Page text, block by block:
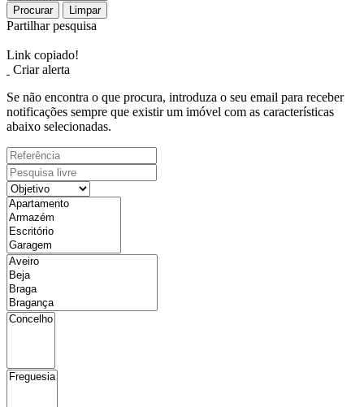
Procurar Limpar
Partilhar pesquisa
Link copiado!
Criar alerta
Se não encontra o que procura, introduza o seu email para receber
notificações sempre que existir um imóvel com as características
abaixo selecionadas.